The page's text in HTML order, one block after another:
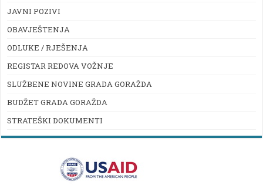
JAVNI POZIVI
OBAVJEŠTENJA
ODLUKE / RJEŠENJA
REGISTAR REDOVA VOŽNJE
SLUŽBENE NOVINE GRADA GORAŽDA
BUDŽET GRADA GORAŽDA
STRATEŠKI DOKUMENTI